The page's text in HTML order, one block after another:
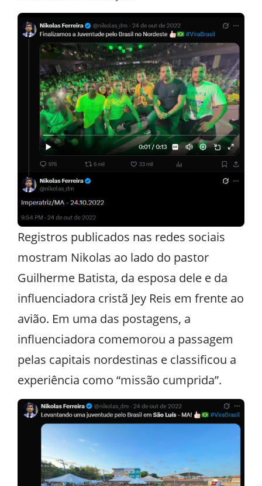
Registros publicados nas redes sociais
mostram Nikolas ao lado do pastor
Guilherme Batista, da esposa dele e da
influenciadora cristã Jey Reis em frente ao
avião. Em uma das postagens, a
influenciadora comemorou a passagem
pelas capitais nordestinas e classificou a
experiência como “missão cumprida”.